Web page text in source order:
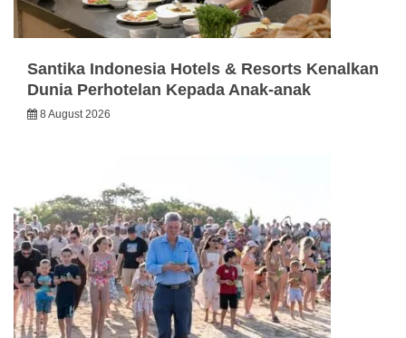
Santika Indonesia Hotels & Resorts Kenalkan
Dunia Perhotelan Kepada Anak-anak
8 August 2026